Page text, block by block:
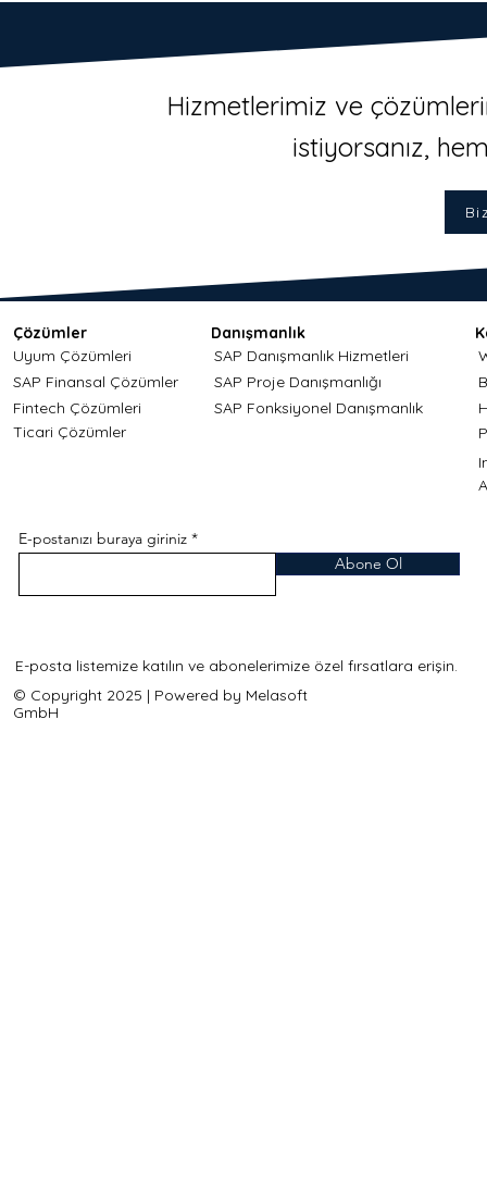
Hizmetlerimiz ve
istiyorsanız,
Çözümler
Uyum Çözümleri
SAP Finansal Çözümler
Fintech Çözümleri
Danışmanlık
SAP Danışmanlık Hizmetleri
SAP Proje Danışmanlığı
SAP Fonksiyonel Danışmanlık
Ticari Çözümler
E-postanızı buraya giriniz
Abone Ol
E-posta listemize katılın ve abonelerimize özel fırsatlara erişin.
© Copyright 2025 | Powered by Melasoft
GmbH